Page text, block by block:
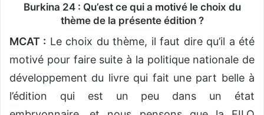
Burkina 24 : Qu’est ce qui a motivé le choix du
thème de la présente édition ?
MCAT : Le choix du thème, il faut dire qu’il a été
motivé pour faire suite à la politique nationale de
développement du livre qui fait une part belle à
l’édition qui est un peu dans un état